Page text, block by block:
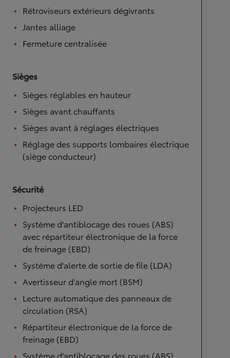
Rétroviseurs extérieurs dégivrants
Jantes alliage
Fermeture centralisée
Sièges
Sièges réglables en hauteur
Sièges avant chauffants
Sièges avant à réglages électriques
Réglage des supports lombaires électrique
(siège conducteur)
Sécurité
Projecteurs LED
Système d'antiblocage des roues (ABS)
avec répartiteur électronique de la force
de freinage (EBD)
Système d'alerte de sortie de file (LDA)
Avertisseur d'angle mort (BSM)
Lecture automatique des panneaux de
circulation (RSA)
Répartiteur électronique de la force de
freinage (EBD)
Système d'antiblocage des roues (ABS)